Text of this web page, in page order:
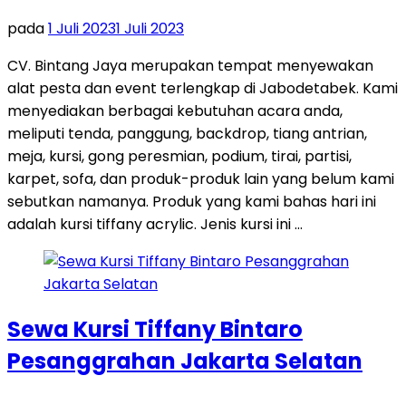
pada1 Juli 20231 Juli 2023
CV. Bintang Jaya merupakan tempat menyewakan
alat pesta dan event terlengkap di Jabodetabek. Kami
menyediakan berbagai kebutuhan acara anda,
meliputi tenda, panggung, backdrop, tiang antrian,
meja, kursi, gong peresmian, podium, tirai, partisi,
karpet, sofa, dan produk-produk lain yang belum kami
sebutkan namanya. Produk yang kami bahas hari ini
adalah kursi tiffany acrylic. Jenis kursi ini …
Sewa Kursi Tiffany Bintaro
Pesanggrahan Jakarta Selatan